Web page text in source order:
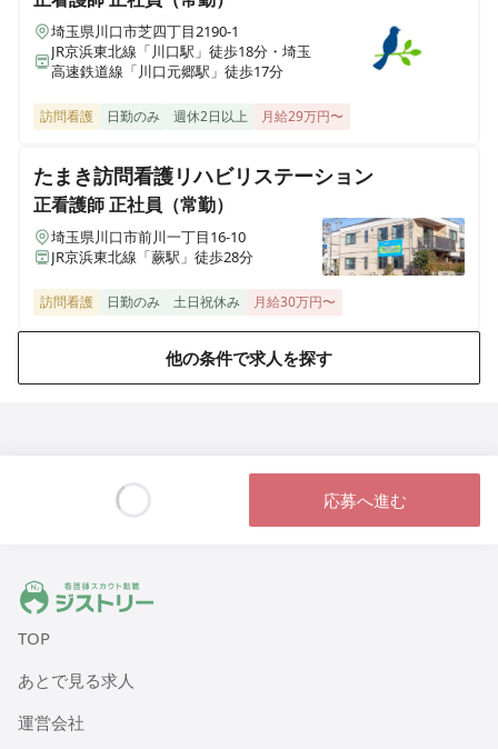
埼玉県川口市芝四丁目2190-1
JR京浜東北線「川口駅」徒歩18分・埼玉
高速鉄道線「川口元郷駅」徒歩17分
訪問看護 日勤のみ 週休2日以上 月給29万円〜
たまき訪問看護リハビリステーション
正看護師正社員（常勤）
埼玉県川口市前川一丁目16-10
JR京浜東北線「蕨駅」徒歩28分
訪問看護 日勤のみ 土日祝休み 月給30万円〜
他の条件で求人を探す
応募へ進む
ジストリー 看護師の転職マッチング
TOP
あとで見る求人
運営会社